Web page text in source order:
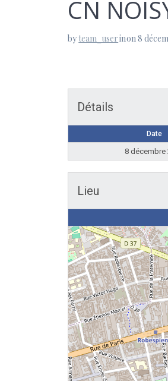
CN
by team_userinon 8
Détails
Date
8 décembre
Lieu